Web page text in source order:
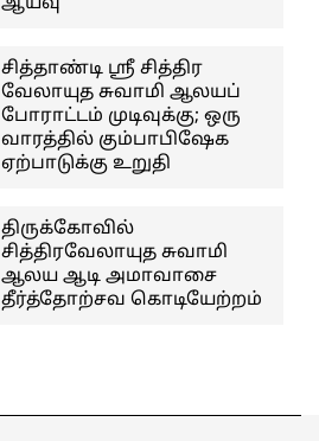
சித்தாண்டி ஸ்ரீ சித்திர
வேலாயுத சுவாமி ஆலயப்
போராட்டம் முடிவுக்கு; ஒரு
வாரத்தில் கும்பாபிஷேக
ஏற்பாடுக்கு உறுதி
திருக்கோவில்
சித்திரவேலாயுத சுவாமி
ஆலய ஆடி அமாவாசை
தீர்த்தோற்சவ கொடியேற்றம்